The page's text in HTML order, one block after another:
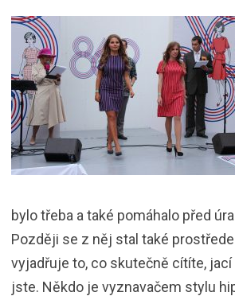
bylo třeba a také pomáhalo před
Později se z něj stal také
vyjadřuje to, co skutečně cítíte,
jste. Někdo je vyznavačem stylu